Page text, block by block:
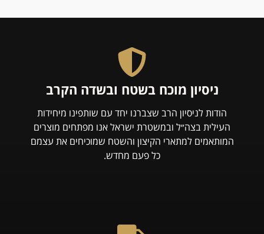
ניסיון מוכח בשטח ובשדה הקרב
הודות לניסיון הרב שצברנו יחד עם שותפינו מיחידות
העילית בצה״ל ובמשטרת ישראל אנו מפתחים מוצרים
המותאמים למתארי הקיצון והשטח שמוכיחים את עצמם
כל פעם מחדש.